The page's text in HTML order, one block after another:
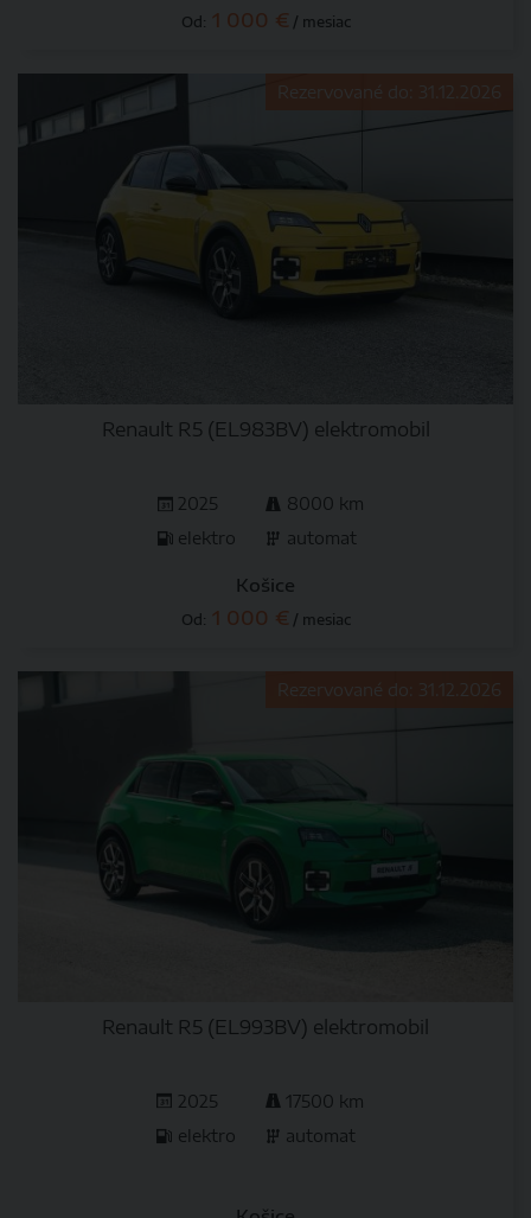
Od: 1 000 € / mesiac
Rezervované do: 31.12.2026
Renault R5 (EL983BV) elektromobil
2025
8000 km
elektro
automat
Košice
Od: 1 000 € / mesiac
Rezervované do: 31.12.2026
Renault R5 (EL993BV) elektromobil
2025
17500 km
elektro
automat